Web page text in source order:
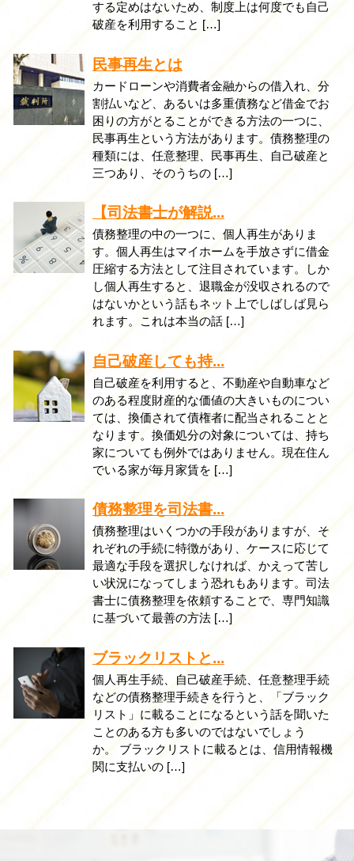
する定めはないため、制度上は何度でも自己
破産を利用すること […]
民事再生とは
カードローンや消費者金融からの借入れ、分
割払いなど、あるいは多重債務など借金でお
困りの方がとることができる方法の一つに、
民事再生という方法があります。債務整理の
種類には、任意整理、民事再生、自己破産と
三つあり、そのうちの […]
【司法書士が解説...
債務整理の中の一つに、個人再生がありま
す。個人再生はマイホームを手放さずに借金
圧縮する方法として注目されています。しか
し個人再生すると、退職金が没収されるので
はないかという話もネット上でしばしば見ら
れます。これは本当の話 […]
自己破産しても持...
自己破産を利用すると、不動産や自動車など
のある程度財産的な価値の大きいものについ
ては、換価されて債権者に配当されることと
なります。換価処分の対象については、持ち
家についても例外ではありません。現在住ん
でいる家が毎月家賃を […]
債務整理を司法書...
債務整理はいくつかの手段がありますが、そ
れぞれの手続に特徴があり、ケースに応じて
最適な手段を選択しなければ、かえって苦し
い状況になってしまう恐れもあります。司法
書士に債務整理を依頼することで、専門知識
に基づいて最善の方法 […]
ブラックリストと...
個人再生手続、自己破産手続、任意整理手続
などの債務整理手続きを行うと、「ブラック
リスト」に載ることになるという話を聞いた
ことのある方も多いのではないでしょう
か。 ブラックリストに載るとは、信用情報機
関に支払いの […]